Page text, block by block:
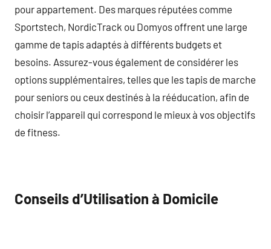
pour appartement. Des marques réputées comme
Sportstech, NordicTrack ou Domyos offrent une large
gamme de tapis adaptés à différents budgets et
besoins. Assurez-vous également de considérer les
options supplémentaires, telles que les tapis de marche
pour seniors ou ceux destinés à la rééducation, afin de
choisir l’appareil qui correspond le mieux à vos objectifs
de fitness.
Conseils d’Utilisation à Domicile